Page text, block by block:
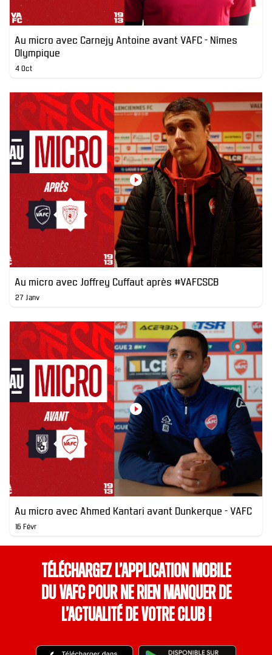
Au micro avec Carnejy Antoine avant VAFC - Nîmes
Olympique
4 Oct
Au micro avec Joffrey Cuffaut après #VAFCSCB
27 Janv
Au micro avec Ahmed Kantari avant Dunkerque - VAFC
16 Févr
Téléchargez l’application mobile
du VAFC pour ne rien manquer de
l’actualité de votre club !